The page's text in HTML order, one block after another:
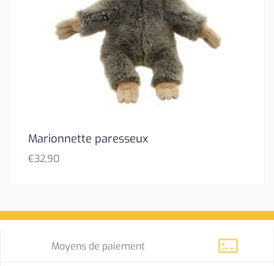
Marionnette paresseux
€32,90
Moyens de paiement